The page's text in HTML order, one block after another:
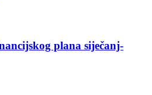
plana siječanj-